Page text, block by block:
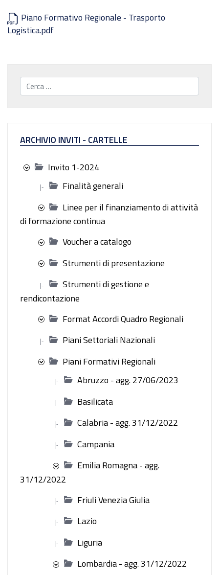
Piano Formativo Regionale - Trasporto
Logistica.pdf
Cerca...
ARCHIVIO INVITI - CARTELLE
Invito 1-2024
|-
Finalità generali
Linee per il finanziamento di attività
di formazione continua
Voucher a catalogo
Strumenti di presentazione
|-
Strumenti di gestione e
rendicontazione
Format Accordi Quadro Regionali
|-
Piani Settoriali Nazionali
Piani Formativi Regionali
|- Abruzzo - agg. 27/06/2023
|- Basilicata
|- Calabria - agg. 31/12/2022
|-
Campania
Emilia Romagna - agg.
31/12/2022
|- Friuli Venezia Giulia
|- Lazio
|-
Liguria
Lombardia - agg. 31/12/2022